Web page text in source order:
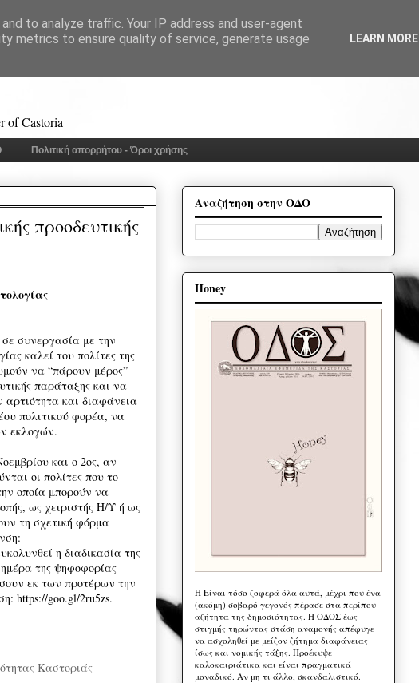
of Castoria
Πολιτική απορρήτου - Όροι χρήσης
προοδευτικής
συνεργασία με την
καλεί του πολίτες της
να “πάρουν μέρος”
παράταξης και να
και διαφάνεια
πολιτικού φορέα, να
εκλογών.
και ο 2ος, αν
οι πολίτες που το
οποία μπορούν να
ως χειριστής Η/Υ ή ως
τη σχετική φόρμα
η διαδικασία της
της ψηφοφορίας
εκ των προτέρων την
https://goo.gl/2ru5zs.
Καστοριάς
Αναζήτηση στην ΟΔΟ
Honey
Η Eίναι τόσο ζοφερά όλα αυτά, μέχρι που ένα
(ακόμη) σοβαρό γεγονός πέρασε στα περίπου
αζήτητα της δημοσιότητας. Η ΟΔΟΣ έως
στιγμής τηρώντας στάση αναμονής απέφυγε
να ασχοληθεί με μείζον ζήτημα διαφάνειας
ίσως και νομικής τάξης. Προέκυψε
καλοκαιριάτικα και είναι πραγματικά
μοναδικό. Αν μη τι άλλο, σκανδαλιστικό.
to analyze traffic. Your IP address and user-agent
metrics to ensure quality of service, generate usage
LEARN MORE